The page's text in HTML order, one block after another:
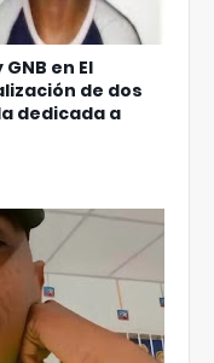
en El
de dos
dedicada a